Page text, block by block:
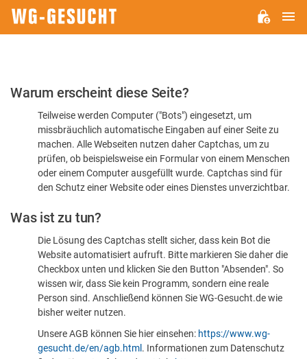
Bitte
dass
sind
Warum erscheint diese Seite?
Teilweise werden Computer ("Bots") eingesetzt, um
missbräuchlich automatische Eingaben auf einer Seite zu
machen. Alle Webseiten nutzen daher Captchas, um zu
prüfen, ob beispielsweise ein Formular von einem Menschen
oder einem Computer ausgefüllt wurde. Captchas sind für
den Schutz einer Website oder eines Dienstes unverzichtbar.
Was ist zu tun?
Die Lösung des Captchas stellt sicher, dass kein Bot die
Website automatisiert aufruft. Bitte markieren Sie daher die
Checkbox unten und klicken Sie den Button "Absenden". So
wissen wir, dass Sie kein Programm, sondern eine reale
Person sind. Anschließend können Sie WG-Gesucht.de wie
bisher weiter nutzen.
Unsere AGB können Sie hier einsehen: https://www.wg-
gesucht.de/en/agb.html . Informationen zum Datenschutz